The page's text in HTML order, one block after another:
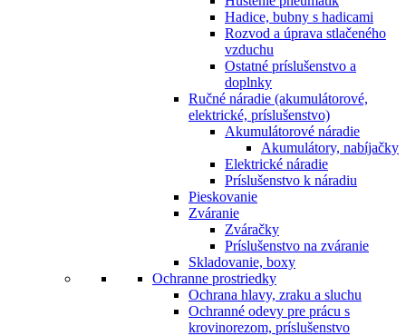
Hadice, bubny s hadicami
Rozvod a úprava stlačeného
vzduchu
Ostatné príslušenstvo a
doplnky
Ručné náradie (akumulátorové,
elektrické, príslušenstvo)
Akumulátorové náradie
Akumulátory, nabíjačky
Elektrické náradie
Príslušenstvo k náradiu
Pieskovanie
Zváranie
Zváračky
Príslušenstvo na zváranie
Skladovanie, boxy
Ochranne prostriedky
Ochrana hlavy, zraku a sluchu
Ochranné odevy pre prácu s
krovinorezom, príslušenstvo